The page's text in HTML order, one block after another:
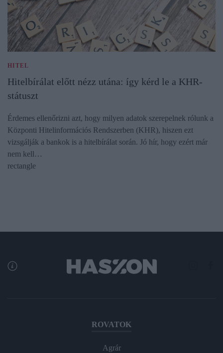
HITEL
Hitelbírálat előtt nézz utána: így kérd le a KHR-
státuszt
Érdemes ellenőrizni azt, hogy milyen adatok szerepelnek rólunk a
Központi Hitelinformációs Rendszerben (KHR), hiszen ezt
vizsgálják a bankok is a hitelbírálat során. Jó hír, hogy ezért már
nem kell…
rectangle
ROVATOK
Agrár